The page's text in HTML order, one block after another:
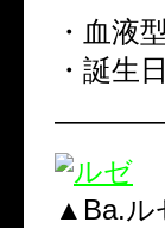
・血液
・誕生
▲Ba.ル